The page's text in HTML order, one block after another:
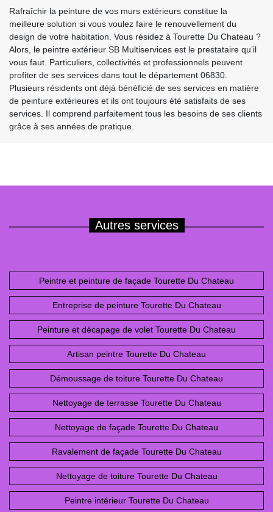
Rafraîchir la peinture de vos murs extérieurs constitue la
meilleure solution si vous voulez faire le renouvellement du
design de votre habitation. Vous résidez à Tourette Du Chateau ?
Alors, le peintre extérieur SB Multiservices est le prestataire qu’il
vous faut. Particuliers, collectivités et professionnels peuvent
profiter de ses services dans tout le département 06830.
Plusieurs résidents ont déjà bénéficié de ses services en matière
de peinture extérieures et ils ont toujours été satisfaits de ses
services. Il comprend parfaitement tous les besoins de ses clients
grâce à ses années de pratique.
Autres services
Peintre et peinture de façade Tourette Du Chateau
Entreprise de peinture Tourette Du Chateau
Peinture et décapage de volet Tourette Du Chateau
Artisan peintre Tourette Du Chateau
Démoussage de toiture Tourette Du Chateau
Nettoyage de terrasse Tourette Du Chateau
Nettoyage de façade Tourette Du Chateau
Ravalement de façade Tourette Du Chateau
Nettoyage de toiture Tourette Du Chateau
Peintre intérieur Tourette Du Chateau